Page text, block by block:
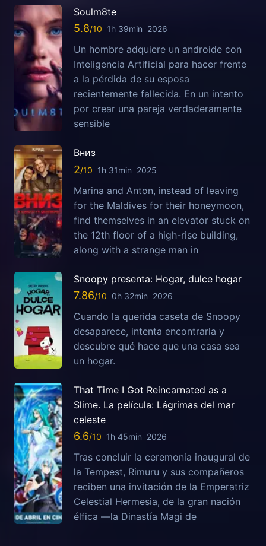
Soulm8te
5.8 1h 39min 2026
Un hombre adquiere un androide con
Inteligencia Artificial para hacer frente
a la pérdida de su esposa
recientemente fallecida. En un intento
por crear una pareja verdaderamente
sensible
Вниз
2 1h 31min 2025
Marina and Anton, instead of leaving
for the Maldives for their honeymoon,
find themselves in an elevator stuck on
the 12th floor of a high-rise building,
along with a strange man in
Snoopy presenta: Hogar, dulce hogar
7.86 0h 32min 2026
Cuando la querida caseta de Snoopy
desaparece, intenta encontrarla y
descubre qué hace que una casa sea
un hogar.
That Time I Got Reincarnated as a
Slime. La película: Lágrimas del mar
celeste
6.6 1h 45min 2026
Tras concluir la ceremonia inaugural de
la Tempest, Rimuru y sus compañeros
reciben una invitación de la Emperatriz
Celestial Hermesia, de la gran nación
élfica —la Dinastía Magi de